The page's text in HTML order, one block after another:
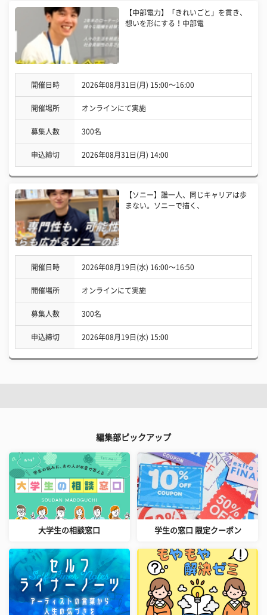
【中部電力】「きれいごと」を貫き、
想いを形にする！中部電
開催日時 2026年08月31日(月) 15:00〜16:00
開催場所 オンラインにて実施
募集人数 300名
申込締切 2026年08月31日(月) 14:00
【ソニー】誰一人、同じキャリアは歩
まない。ソニーで描く、
開催日時 2026年08月19日(水) 16:00〜16:50
開催場所 オンラインにて実施
募集人数 300名
申込締切 2026年08月19日(水) 15:00
編集部ピックアップ
大学生の相談窓口 学生の窓口 限定クーポン